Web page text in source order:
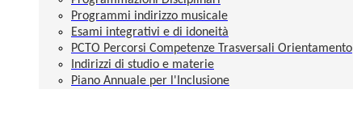
Programmi indirizzo musicale
Esami integrativi e di idoneità
PCTO Percorsi Competenze Trasversali Orientamento
Indirizzi di studio e materie
Piano Annuale per l'Inclusione